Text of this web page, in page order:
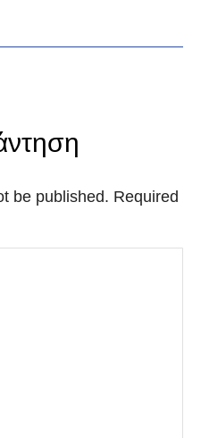
be published. Required